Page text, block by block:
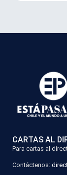
CARTAS AL
Para cartas al
Contáctenos: